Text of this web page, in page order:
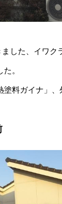
した、イワク
。
料ガイナ」